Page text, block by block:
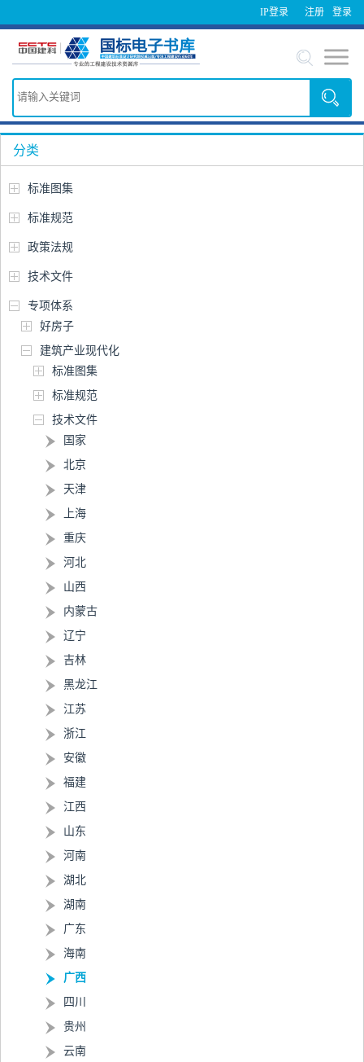
IP登录 登录
注册
分类
标准图集
标准规范
政策法规
技术文件
专项体系
好房子
建筑产业现代化
标准图集
标准规范
技术文件
国家
北京
天津
上海
重庆
河北
山西
内蒙古
辽宁
吉林
黑龙江
江苏
浙江
安徽
福建
江西
山东
河南
湖北
湖南
广东
海南
广西
四川
贵州
云南